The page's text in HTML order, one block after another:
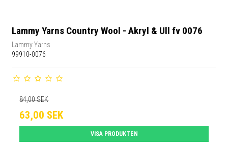
Lammy Yarns Country Wool - Akryl & Ull fv 0076
Lammy Yarns
99910-0076
84,00 SEK
63,00 SEK
VISA PRODUKTEN